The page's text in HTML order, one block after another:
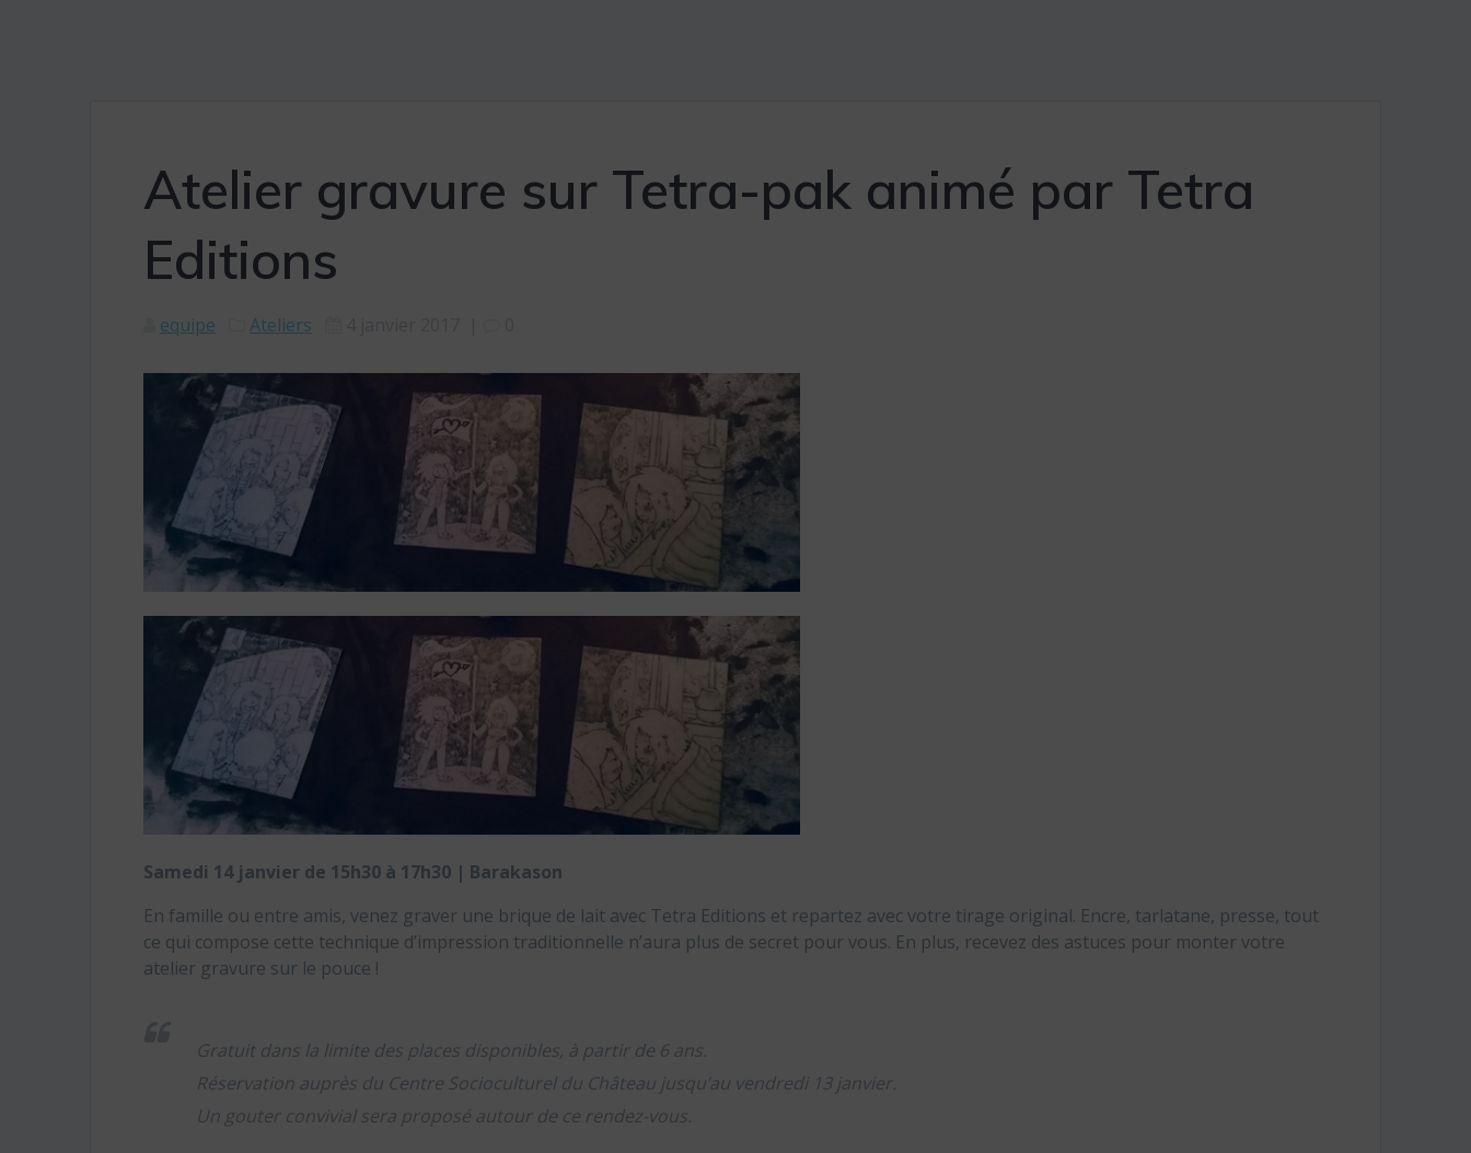
Atelier gravure sur Tetra-pak animé par Tetra
Editions
equipe Ateliers
Samedi 14 janvier de 15h30 à 17h30 | Barakason
En famille ou entre amis, venez graver une brique de lait avec Tetra Editions et repartez avec votre tirage original. Encre, tarlatane, presse, tout
ce qui compose cette technique d’impression traditionnelle n’aura plus de secret pour vous. En plus, recevez des astuces pour monter votre
atelier gravure sur le pouce !
Gratuit dans la limite des places disponibles, à partir de 6 ans.
Réservation auprès du Centre Socioculturel du Château jusqu’au vendredi 13 janvier.
Un gouter convivial sera proposé autour de ce rendez-vous.